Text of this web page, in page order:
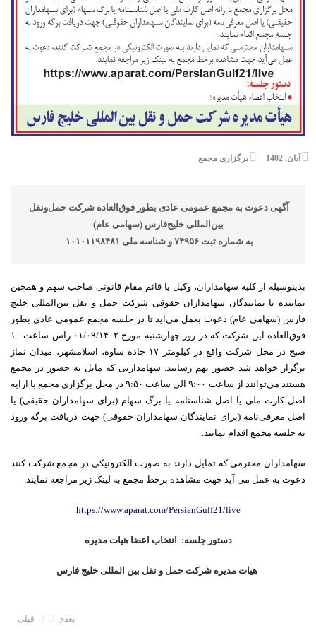
آبان, 1402 برگزاری مجمع
بین‌المللی خلیج‌فارس (سهامی عام)
به شماره ثبت ۷۴۹۵۶ و شناسه ملی ۱۰۱۰۱۱۹۸۴۸۱
بدینوسیله از کلیه سهامداران، وکیل یا قائم مقام قانونی صاحب سهم و همچین
نماینده یا نمایندگان سهامداران حقوقی شرکت حمل و نقل بین‌المللی خلیج
فارس (سهامی عام) دعوت بعمل می‌آید تا در جلسه مجمع عمومی عادی بطور
فوق‌العاده این شرکت که در روز چهارشنبه مورخ ۰۱/۰۹/۱۴۰۲ راس ساعت ۱۰
صبح در محل شرکت واقع در کیلومتر ۱۷ جاده ساوه، اسلامشهر، میدان نماز
برگزار خواهد شد حضور بهم رسانند. سهامدارنی که مایل به حضور در مجمع
هستند می‌توانند از ساعت ۹:۰۰ الی ساعت ۹:۵۰ در محل برگزاری مجمع با ارایه
اصل کارت ملی یا اصل شناسنامه یا برگ سهام (برای سهامداران حقیقی) یا
اصل معرفی‌نامه (برای نمایندگان سهامداران حقوقی) جهت دریافت برگه ورود
به جلسه مجمع اقدام نمایند.
سهامداران محترمی که تمایل دارند به صورت الکترونیکی در مجمع شرکت کنند
دعوت به عمل می آید جهت مشاهده برخط مجمع به لینک زیر مراجعه نمایند.
https://www.aparat.com/PersianGulf21/live
دستور جلسه: انتخاب اعضا هیات مدیره
هیات مدیره شرکت حمل و نقل بین المللی خلیج فارس
قبلی بعدی